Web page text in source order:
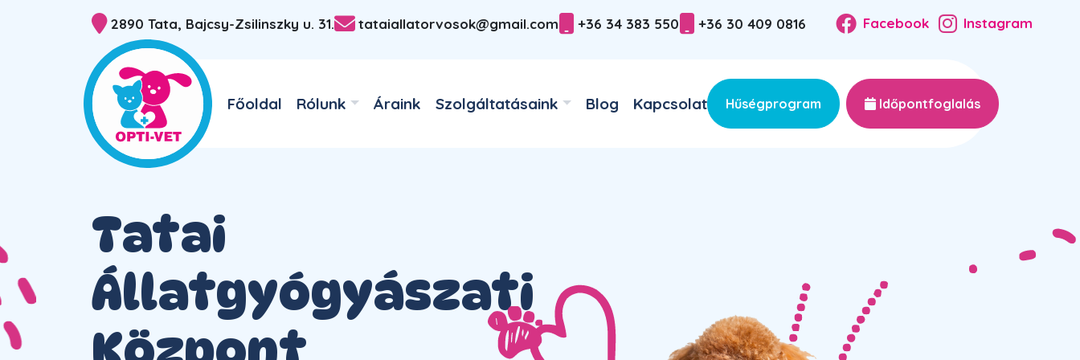
2890 Tata, Bajcsy-Zsilinszky u. 31. tataiallatorvosok@gmail.com +36 34 383 550 +36 30 409 0816 Facebook Instagram
Főoldal Rólunk Áraink Szolgáltatásaink Blog Kapcsolat Hűségprogram Időpontfoglalás
Tatai
Állatgyógyászati